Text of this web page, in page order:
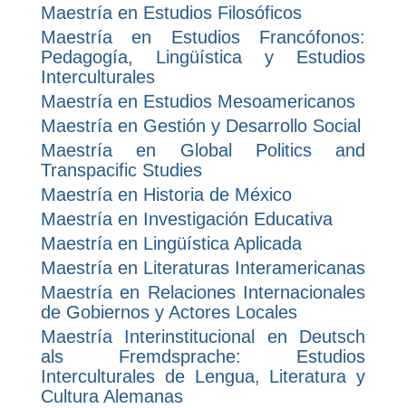
Maestría en Estudios Filosóficos
Maestría en Estudios Francófonos:
Pedagogía, Lingüística y Estudios
Interculturales
Maestría en Estudios Mesoamericanos
Maestría en Gestión y Desarrollo Social
Maestría en Global Politics and
Transpacific Studies
Maestría en Historia de México
Maestría en Investigación Educativa
Maestría en Lingüística Aplicada
Maestría en Literaturas Interamericanas
Maestría en Relaciones Internacionales
de Gobiernos y Actores Locales
Maestría Interinstitucional en Deutsch
als Fremdsprache: Estudios
Interculturales de Lengua, Literatura y
Cultura Alemanas